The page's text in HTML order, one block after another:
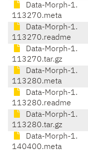
Data-Morph-1.
113270.meta
Data-Morph-1.
113270.readme
Data-Morph-1.
113270.tar.gz
Data-Morph-1.
113280.meta
Data-Morph-1.
113280.readme
Data-Morph-1.
113280.tar.gz
Data-Morph-1.
140400.meta